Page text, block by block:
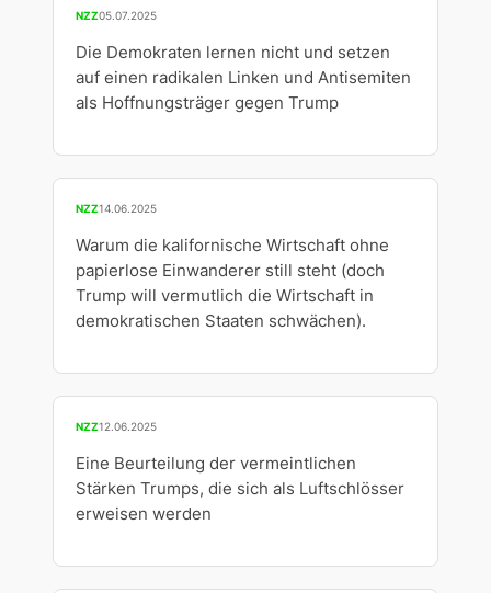
NZZ05.07.2025
Die Demokraten lernen nicht und setzen
auf einen radikalen Linken und Antisemiten
als Hoffnungsträger gegen Trump
NZZ14.06.2025
Warum die kalifornische Wirtschaft ohne
papierlose Einwanderer still steht (doch
Trump will vermutlich die Wirtschaft in
demokratischen Staaten schwächen).
NZZ12.06.2025
Eine Beurteilung der vermeintlichen
Stärken Trumps, die sich als Luftschlösser
erweisen werden